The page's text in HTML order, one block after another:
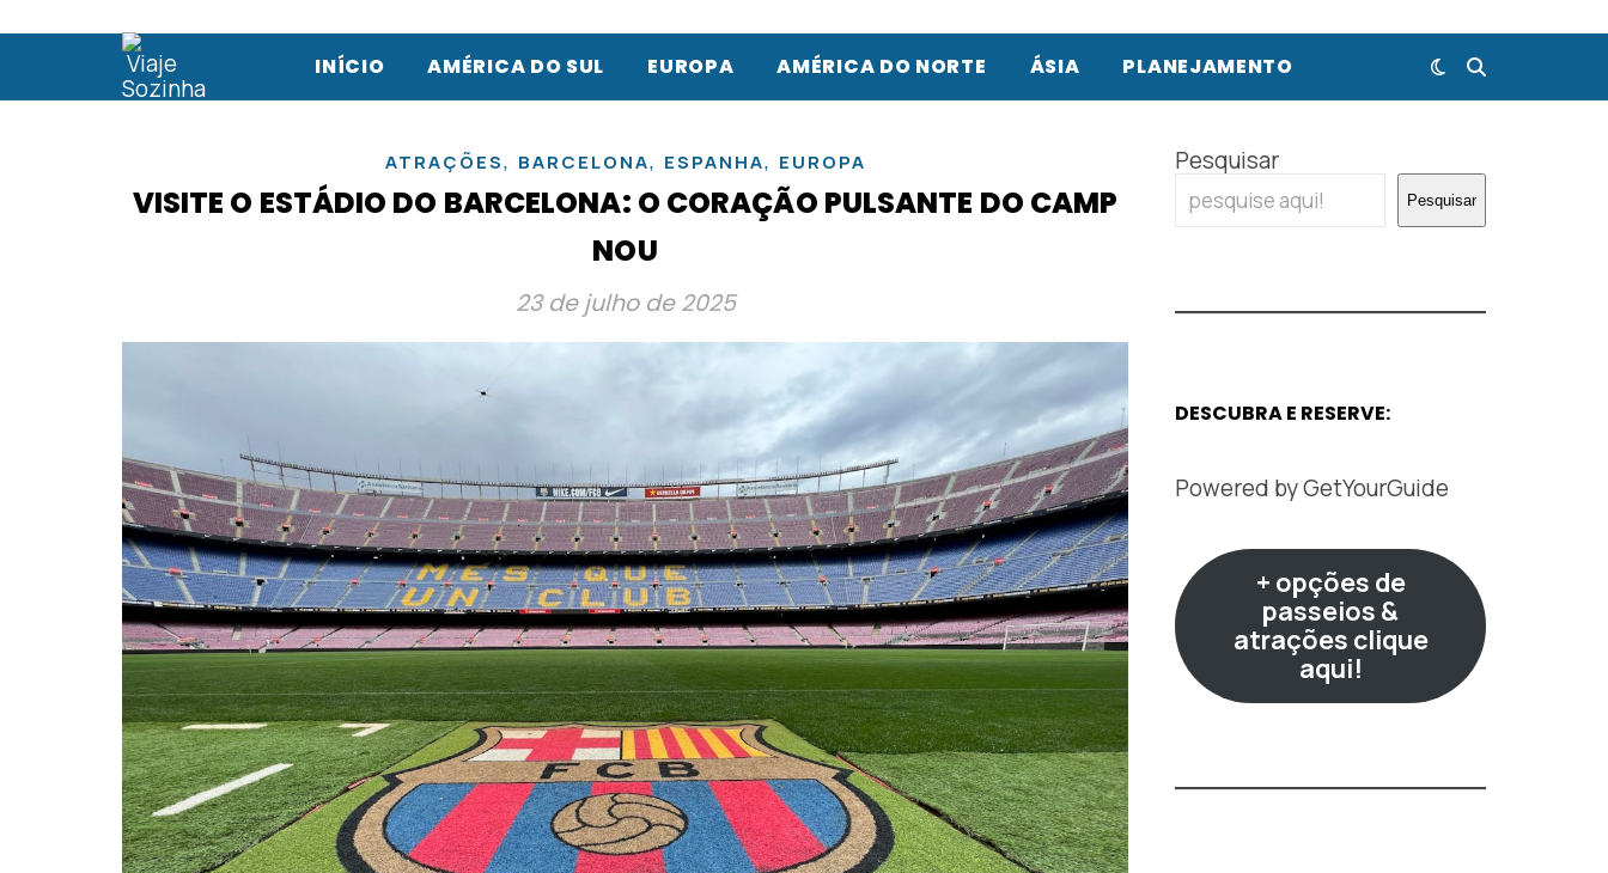
INÍCIO AMÉRICA DO SUL EUROPA AMÉRICA DO NORTE ÁSIA PLANEJAMENTO
ATRAÇÕES, BARCELONA, ESPANHA, EUROPA
VISITE O ESTÁDIO DO BARCELONA: O CORAÇÃO PULSANTE DO CAMP
NOU
23 de julho de 2025
Pesquisar
Pesquisar
DESCUBRA E RESERVE:
Powered byGetYourGuide
+ opções de
passeios &
atrações clique
aqui!